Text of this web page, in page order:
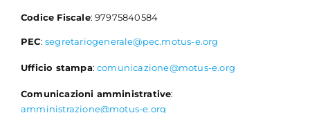
Codice Fiscale: 97975840584
PEC: segretariogenerale@pec.motus-e.org
Ufficio stampa:comunicazione@motus-e.org
Comunicazioni amministrative:
amministrazione@motus-e.org